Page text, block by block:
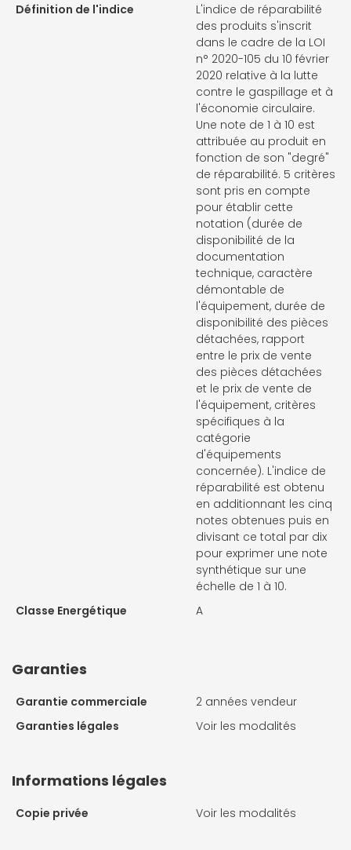
Définition de l'indice
L'indice de réparabilité
des produits s'inscrit
dans le cadre de la LOI
n° 2020-105 du 10 février
2020 relative à la lutte
contre le gaspillage et à
l'économie circulaire.
Une note de 1 à 10 est
attribuée au produit en
fonction de son "degré"
de réparabilité. 5 critères
sont pris en compte
pour établir cette
notation (durée de
disponibilité de la
documentation
technique, caractère
démontable de
l'équipement, durée de
disponibilité des pièces
détachées, rapport
entre le prix de vente
des pièces détachées
et le prix de vente de
l'équipement, critères
spécifiques à la
catégorie
d'équipements
concernée). L'indice de
réparabilité est obtenu
en additionnant les cinq
notes obtenues puis en
divisant ce total par dix
pour exprimer une note
synthétique sur une
échelle de 1 à 10.
Classe Energétique
A
Garanties
Garantie commerciale
2 années vendeur
Garanties légales
Voir les modalités
Informations légales
Copie privée Voir les modalités